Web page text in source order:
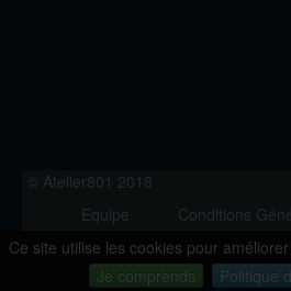
Ce site utilise les cookies pour
Je comprends
Politique
© Atelier801 2018
Equipe
Conditions
Politique de Confidentialité